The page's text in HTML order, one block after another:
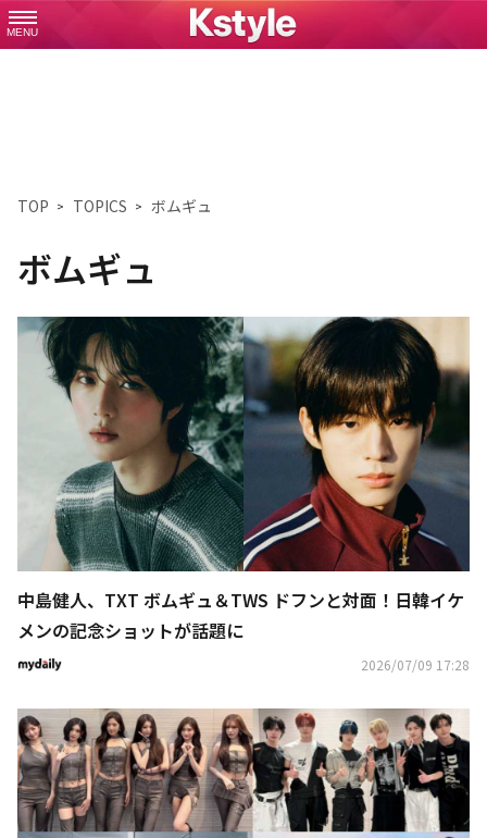
MENU
TOP TOPICS ボムギュ
ボムギュ
中島健人、TXT ボムギュ＆TWS ドフンと対面！日韓イケ
メンの記念ショットが話題に
2026/07/09 17:28